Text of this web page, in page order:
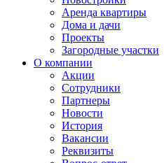
Аренда квартиры
Дома и дачи
Проекты
Загородные участки
О компании
Акции
Сотрудники
Партнеры
Новости
История
Вакансии
Реквизиты